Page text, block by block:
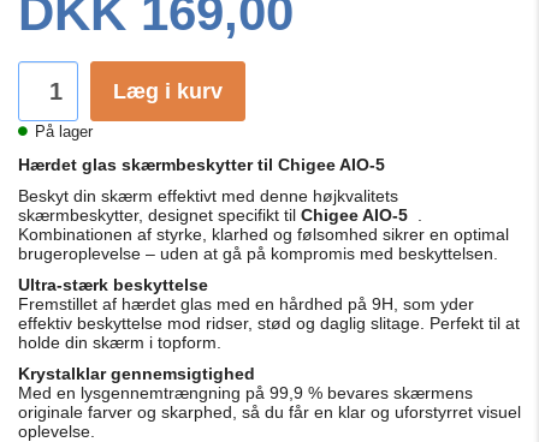
DKK 169,00
Læg i kurv
På lager
Hærdet glas skærmbeskytter til Chigee AIO-5
Beskyt din skærm effektivt med denne højkvalitets
skærmbeskytter, designet specifikt til Chigee AIO-5
Kombinationen af ​​​​styrke, klarhed og følsomhed sikrer en optimal
brugeroplevelse – uden at gå på kompromis med beskyttelsen.
Ultra-stærk beskyttelse
Fremstillet af hærdet glas med en hårdhed på 9H, som yder
effektiv beskyttelse mod ridser, stød og daglig slitage. Perfekt til at
holde din skærm i topform.
Krystalklar gennemsigtighed
Med en lysgennemtrængning på 99,9 % bevares skærmens
originale farver og skarphed, så du får en klar og uforstyrret visuel
oplevelse.